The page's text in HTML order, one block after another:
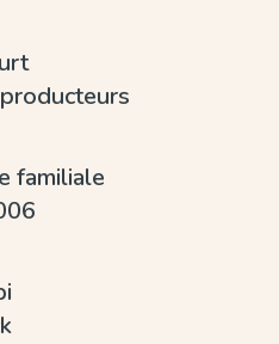
familiale